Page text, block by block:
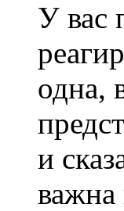
У вас
одна,
и
важна